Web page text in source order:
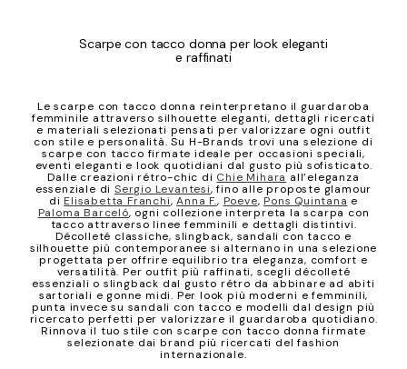
Scarpe con tacco donna per look eleganti
e raffinati
Le scarpe con tacco donna reinterpretano il guardaroba
femminile attraverso silhouette eleganti, dettagli ricercati
e materiali selezionati pensati per valorizzare ogni outfit
con stile e personalità. Su H-Brands trovi una selezione di
scarpe con tacco firmate ideale per occasioni speciali,
eventi eleganti e look quotidiani dal gusto più sofisticato.
Dalle creazioni rétro-chic di Chie Mihara all’eleganza
essenziale di Sergio Levantesi, fino alle proposte glamour
di Elisabetta Franchi,Anna F., Poeve, Pons Quintana e
Paloma Barceló, ogni collezione interpreta la scarpa con
tacco attraverso linee femminili e dettagli distintivi.
Décolleté classiche, slingback, sandali con tacco e
silhouette più contemporanee si alternano in una selezione
progettata per offrire equilibrio tra eleganza, comfort e
versatilità. Per outfit più raffinati, scegli décolleté
essenziali o slingback dal gusto rétro da abbinare ad abiti
sartoriali e gonne midi. Per look più moderni e femminili,
punta invece su sandali con tacco e modelli dal design più
ricercato perfetti per valorizzare il guardaroba quotidiano.
Rinnova il tuo stile con scarpe con tacco donna firmate
selezionate dai brand più ricercati del fashion
internazionale.